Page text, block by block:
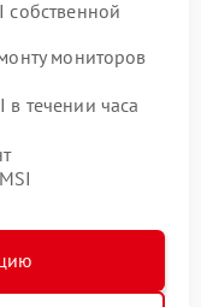
собственной
мониторов
течении часа